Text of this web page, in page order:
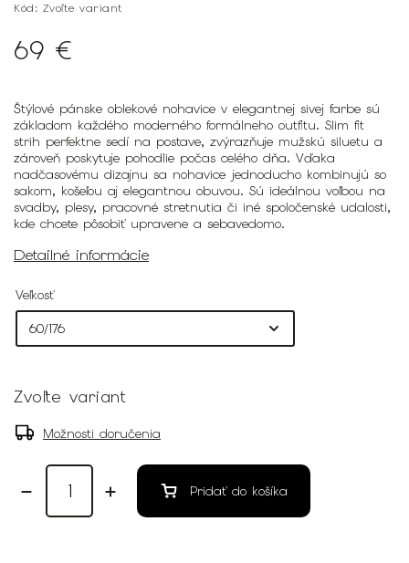
Kód: Zvoľte variant
69 €
Štýlové pánske oblekové nohavice v elegantnej sivej farbe sú
základom každého moderného formálneho outfitu. Slim fit
strih perfektne sedí na postave, zvýrazňuje mužskú siluetu a
zároveň poskytuje pohodlie počas celého dňa. Vďaka
nadčasovému dizajnu sa nohavice jednoducho kombinujú so
sakom, košeľou aj elegantnou obuvou. Sú ideálnou voľbou na
svadby, plesy, pracovné stretnutia či iné spoločenské udalosti,
kde chcete pôsobiť upravene a sebavedomo.
Detailné informácie
Veľkosť
Zvoľte variant
Možnosti doručenia
Pridať do košíka